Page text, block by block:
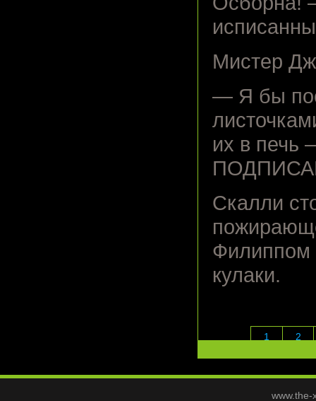
Мистер
— Я бы
их в печь
Скалли
Филиппом
кулаки.
1 2